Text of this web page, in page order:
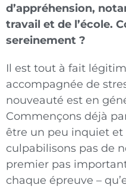
d’appréhension,
travail et de l’école.
sereinement ?
Il est tout à fait
accompagnée de
nouveauté est en
Commençons déjà
être un peu inquiet et
culpabilisons pas de
premier pas
chaque épreuve –